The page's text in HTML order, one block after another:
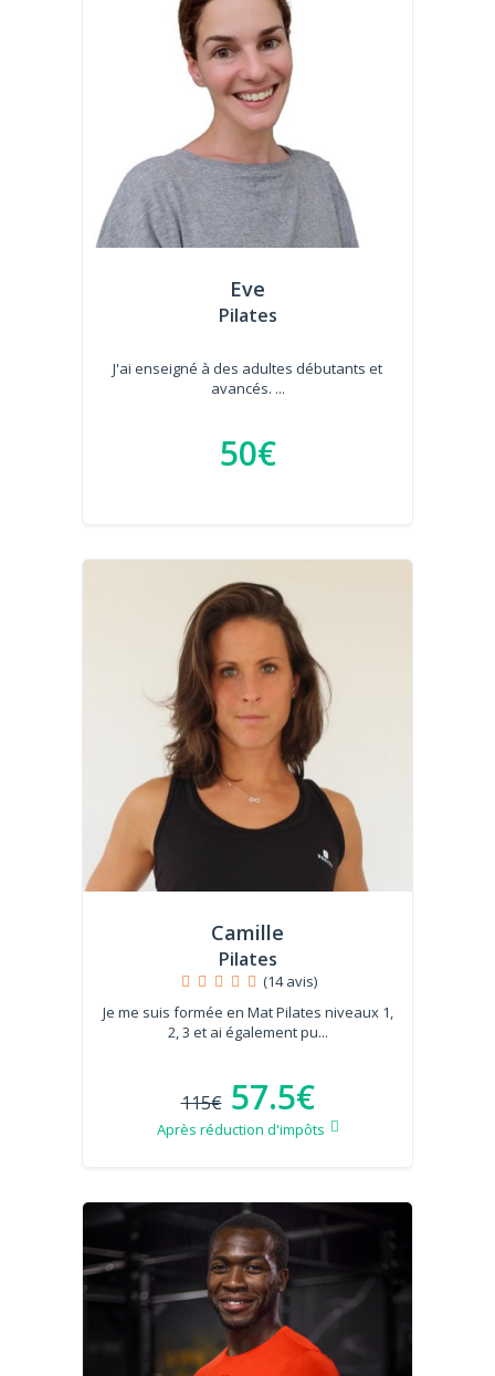
Eve
Pilates
J'ai enseigné à des adultes débutants et
avancés. ...
50€
Camille
Pilates
(14 avis)
Je me suis formée en Mat Pilates niveaux 1,
2, 3 et ai également pu...
115€ 57.5€
Après réduction d'impôts